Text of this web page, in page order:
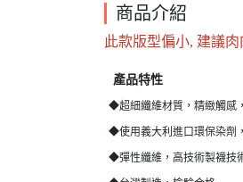
商品介紹
此款版型偏小, 建議
產品特性
◆超細纖維材質，精緻觸感
◆使用義大利進口環保染劑 ，
◆彈性纖維，高技術製襪技